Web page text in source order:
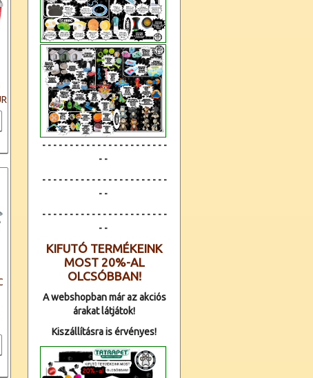
- - - - - - - - - - - - - - - - - - - - - - -
- -
- - - - - - - - - - - - - - - - - - - - - - -
- -
- - - - - - - - - - - - - - - - - - - - - - -
- -
KIFUTÓ TERMÉKEINK
MOST 20%-AL
OLCSÓBBAN!
A webshopban már az akciós
árakat látjátok!
Kiszállításra is érvényes!